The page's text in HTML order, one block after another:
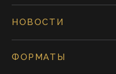
НОВОСТИ
ФОРМАТЫ